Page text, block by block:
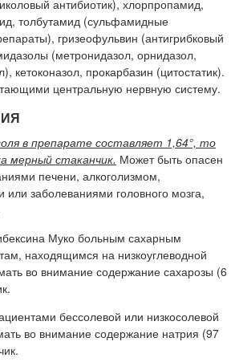
антибиотик), хлорпропамид,
толбутамид (сульфамидные
гризеофульвин (антигрибковый
(метронидазол, орнидазол,
кетоконазол, прокарбазин (цитостатик).
центральную нервную систему.
в препарате составляет 1,64°, то
мерный стаканчик. Может быть опасен
печени, алкоголизмом,
заболеваниями головного мозга,
Муко больным сахарным
находящимся на низкоуглеводной
во внимание содержание сахарозы (6
бессолевой или низкосолевой
во внимание содержание натрия (97